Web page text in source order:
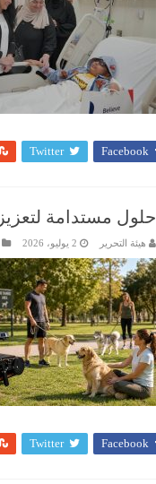
Facebook
Twitter
حلول مستدامة
هيئة التحرير 2 يوليو، 2026
Facebook
Twitter